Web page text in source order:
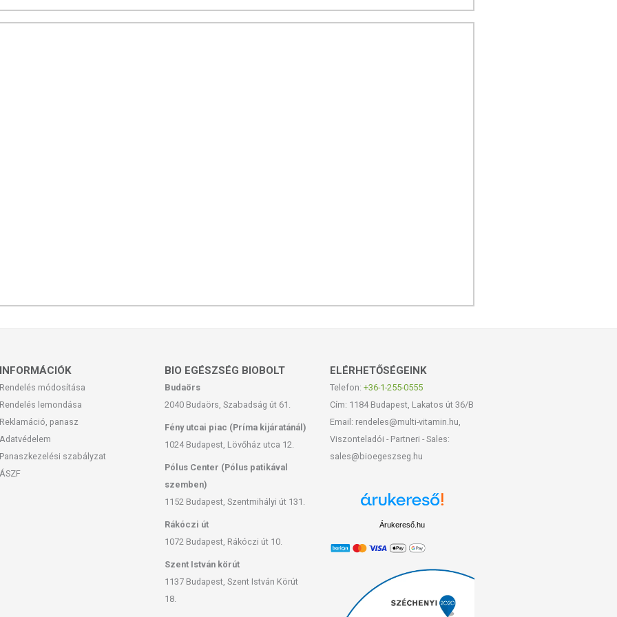
kezelésekor a sérült felület környékére kell permetezni a
herpesz tünetek megjelenésekor, pattanásos bőr és
a készítményt.
sebek kezelésére naponta 2-3 alkalommal.
kezelésére naponta 3-5 alkalommal. A kezelés a fájdalom
5 alkalommal használjuk.
2-3 alkalommal permetezzük vagy vattára juttatva dörzsöljük
helyét néhány percenként permetezzük be legalább 4
VÁLTHAT KI A KÉSZÍTMÉNY?
rövid ideig tartó csípő érzést okozhat. Rendszeres
elzárva.
jelezett időpontig.
A termék nem gyógyít betegségeket. A termék nem az orvosi
esetén használatát beszélje meg kezelőorvosával! Kerülni
ha az összetevők bármelyikére érzékeny vagy allergiás! Ha
INFORMÁCIÓK
Rendelés módosítása
Rendelés lemondása
Reklamáció, panasz
Adatvédelem
Panaszkezelési szabályzat
ÁSZF
BIO EGÉSZSÉG BIOBOLT
Budaörs
2040 Budaörs, Szabadság út 61.
Fény utcai piac (Príma kijáratánál)
1024 Budapest, Lövőház utca 12.
Pólus Center (Pólus patikával
szemben)
1152 Budapest, Szentmihályi út 131.
Rákóczi út
1072 Budapest, Rákóczi út 10.
Szent István körút
1137 Budapest, Szent István Körút
18.
ELÉRHETŐSÉGEINK
Telefon: +36-1-255-0555
Cím: 1184 Budapest, Lakatos út 36/B
Email: rendeles@multi-vitamin.hu,
Viszonteladói - Partneri - Sales:
sales@bioegeszseg.hu
Árukereső.hu